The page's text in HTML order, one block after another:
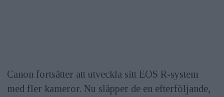
Canon fortsätter att utveckla sitt EOS R-system
med fler kameror. Nu släpper de en efterföljande,